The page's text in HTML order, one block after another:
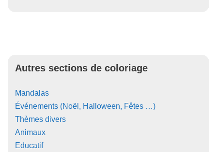
Autres sections de coloriage
Mandalas
Événements (Noël, Halloween, Fêtes …)
Thèmes divers
Animaux
Educatif